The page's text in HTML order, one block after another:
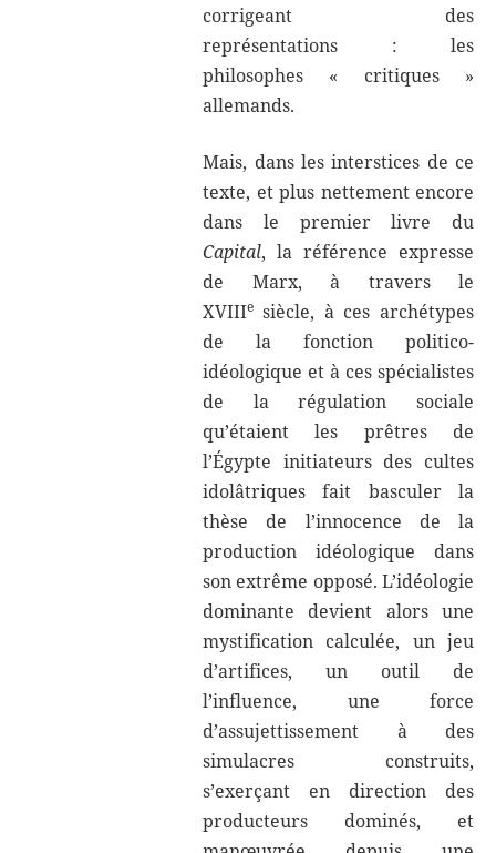
corrigeant des
représentations : les
philosophes « critiques »
allemands.
Mais, dans les interstices de ce
texte, et plus nettement encore
dans le premier livre du
Capital, la référence expresse
de Marx, à travers le
XVIIIe siècle, à ces archétypes
de la fonction politico-
idéologique et à ces spécialistes
de la régulation sociale
qu’étaient les prêtres de
l’Égypte initiateurs des cultes
idolâtriques fait basculer la
thèse de l’innocence de la
production idéologique dans
son extrême opposé. L’idéologie
dominante devient alors une
mystification calculée, un jeu
d’artifices, un outil de
l’influence, une force
d’assujettissement à des
simulacres construits,
s’exerçant en direction des
producteurs dominés, et